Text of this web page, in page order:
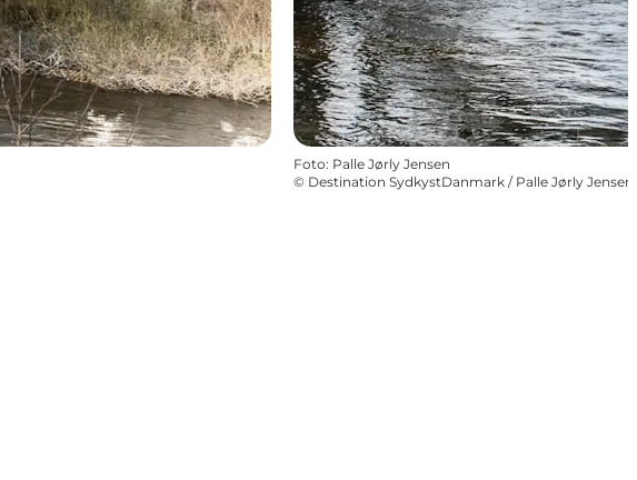
Foto: Palle Jørly Jensen
© Destination SydkystDanmark / Palle Jørly Jensen